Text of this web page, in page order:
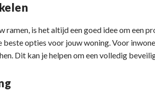
is het altijd een goed idee om een
opties voor jouw woning. Voor
Dit kan je helpen om een volledig